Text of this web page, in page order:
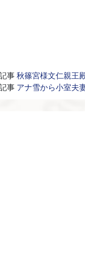
事 秋篠宮様文仁親王
事 アナ雪から小室夫